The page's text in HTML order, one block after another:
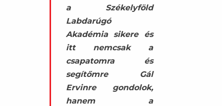
a Székelyföld
Labdarúgó
Akadémia sikere és
itt nemcsak a
csapatomra és
segítőmre Gál
Ervinre gondolok,
hanem a